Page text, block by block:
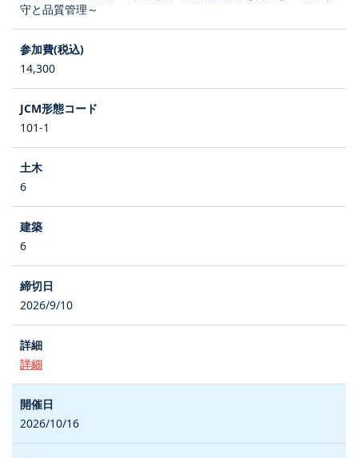
守と品質管理～
14,300
101-1
6
6
2026/9/10
詳細
2026/10/16